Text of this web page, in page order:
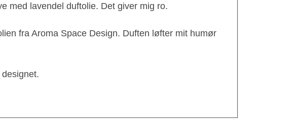
med lavendel duftolie. Det giver mig ro.
fra Aroma Space Design. Duften løfter mit humør